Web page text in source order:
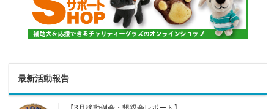
最新活動報告